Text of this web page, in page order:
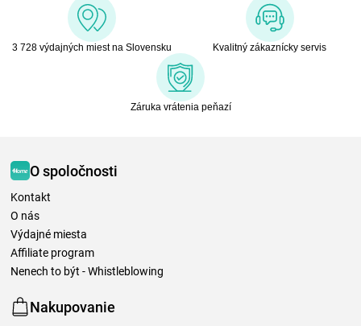
3 728 výdajných miest na Slovensku Kvalitný zákaznícky servis
Záruka vrátenia peňazí
O spoločnosti
Kontakt
O nás
Výdajné miesta
Affiliate program
Nenech to být - Whistleblowing
Nakupovanie